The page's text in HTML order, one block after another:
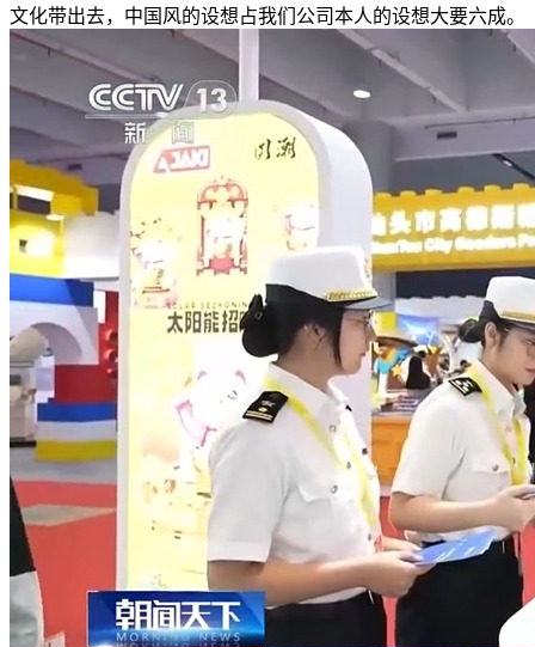
文化带出去，中国风的设想占我们公司本人的设想大要六成。